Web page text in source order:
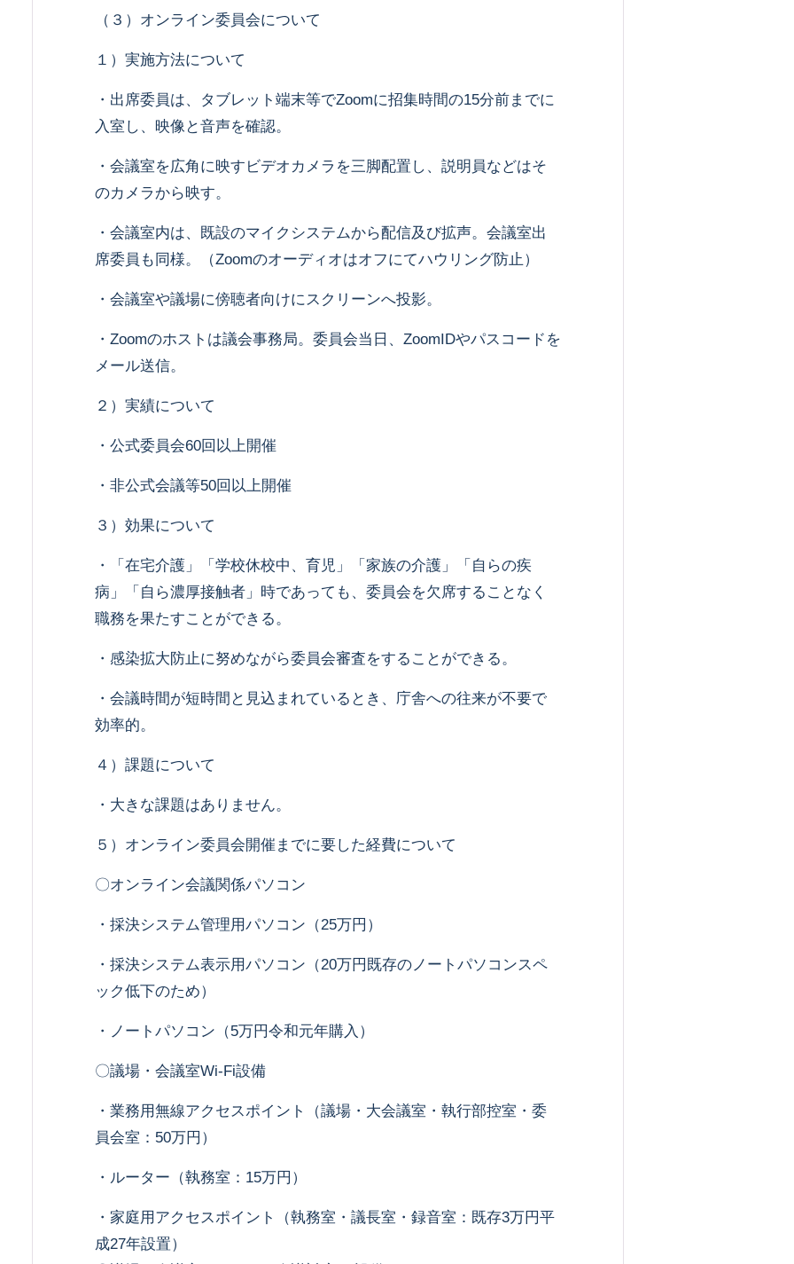
（３）オンライン委員会について
１）実施方法について
・出席委員は、タブレット端末等でZoomに招集時間の15分前までに
入室し、映像と音声を確認。
・会議室を広角に映すビデオカメラを三脚配置し、説明員などはそ
のカメラから映す。
・会議室内は、既設のマイクシステムから配信及び拡声。会議室出
席委員も同様。（Zoomのオーディオはオフにてハウリング防止）
・会議室や議場に傍聴者向けにスクリーンへ投影。
・Zoomのホストは議会事務局。委員会当日、ZoomIDやパスコードを
メール送信。
２）実績について
・公式委員会60回以上開催
・非公式会議等50回以上開催
３）効果について
・「在宅介護」「学校休校中、育児」「家族の介護」「自らの疾
病」「自ら濃厚接触者」時であっても、委員会を欠席することなく
職務を果たすことができる。
・感染拡大防止に努めながら委員会審査をすることができる。
・会議時間が短時間と見込まれているとき、庁舎への往来が不要で
効率的。
４）課題について
・大きな課題はありません。
５）オンライン委員会開催までに要した経費について
〇オンライン会議関係パソコン
・採決システム管理用パソコン（25万円）
・採決システム表示用パソコン（20万円既存のノートパソコンスペ
ック低下のため）
・ノートパソコン（5万円令和元年購入）
〇議場・会議室Wi-Fi設備
・業務用無線アクセスポイント（議場・大会議室・執行部控室・委
員会室：50万円）
・ルーター（執務室：15万円）
・家庭用アクセスポイント（執務室・議長室・録音室：既存3万円平
成27年設置）